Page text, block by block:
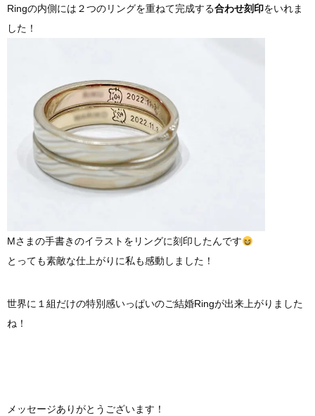
Ringの内側には２つのリングを重ねて完成する合わせ刻印をいれま
した！
Mさまの手書きのイラストをリングに刻印したんです
とっても素敵な仕上がりに私も感動しました！
世界に１組だけの特別感いっぱいのご結婚Ringが出来上がりました
ね！
メッセージありがとうございます！